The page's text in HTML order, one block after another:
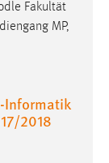
Fakultät
MP,
Informatik
2018